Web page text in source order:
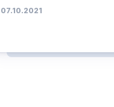
07.10.2021